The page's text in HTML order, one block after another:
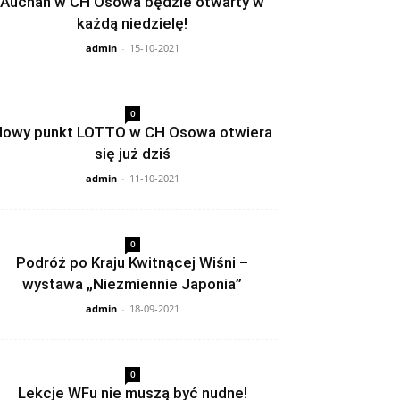
każdą niedzielę!
admin - 15-10-2021
0
punkt LOTTO w CH Osowa otwiera
się już dziś
admin - 11-10-2021
0
Podróż po Kraju Kwitnącej Wiśni –
wystawa „Niezmiennie Japonia”
admin - 18-09-2021
0
Lekcje WFu nie muszą być nudne!